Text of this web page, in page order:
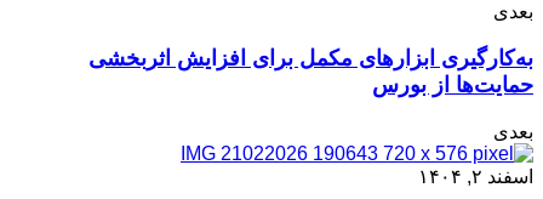
بعدی
به‌کارگیری ابزارهای مکمل برای افزایش اثربخشی
حمایت‌ها از بورس
بعدی
اسفند ۲, ۱۴۰۴